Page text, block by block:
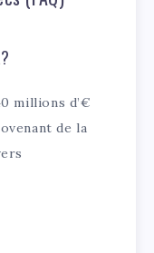
millions d’€
de la